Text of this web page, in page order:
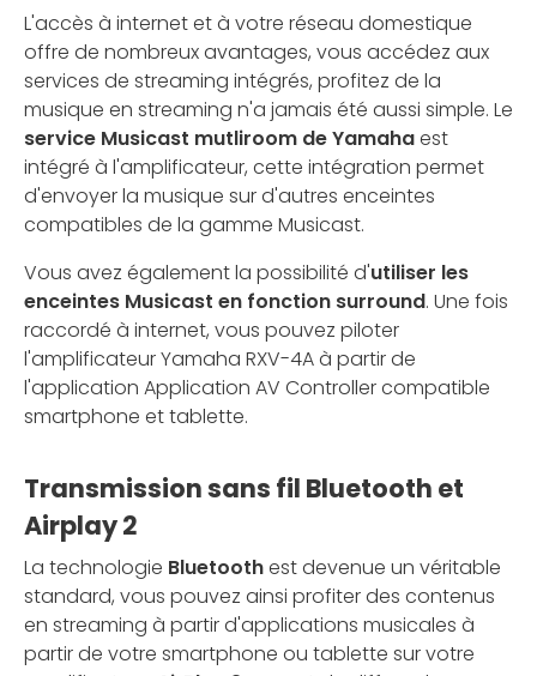
L'accès à internet et à votre réseau domestique
offre de nombreux avantages, vous accédez aux
services de streaming intégrés, profitez de la
musique en streaming n'a jamais été aussi simple. Le
service Musicast mutliroom de Yamahaest
intégré à l'amplificateur, cette intégration permet
d'envoyer la musique sur d'autres enceintes
compatibles de la gamme Musicast.
Vous avez également la possibilité d'utiliser les
enceintes Musicast en fonction surround. Une fois
raccordé à internet, vous pouvez piloter
l'amplificateur Yamaha RXV-4A à partir de
l'application Application AV Controller compatible
smartphone et tablette.
Transmission sans fil Bluetooth et
Airplay 2
La technologie Bluetoothest devenue un véritable
standard, vous pouvez ainsi profiter des contenus
en streaming à partir d'applications musicales à
partir de votre smartphone ou tablette sur votre